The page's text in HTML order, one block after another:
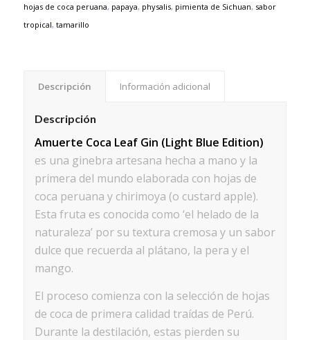
hojas de coca peruana, papaya, physalis, pimienta de Sichuan, sabor
tropical, tamarillo
Descripción Información adicional
Descripción
Amuerte Coca Leaf Gin (Light Blue Edition)
es una ginebra artesana hecha a mano y la
primera del mundo elaborada con hojas de
coca peruana y chirimoya (o custard apple).
Esta fruta es conocida como ‘el helado de la
naturaleza’ por su textura cremosa y un sabor
dulce que recuerda al plátano, la pera y el
mango.
El proceso comienza con la selección de hojas
de coca de primera calidad traídas de Perú.
Durante la destilación, estas pierden su